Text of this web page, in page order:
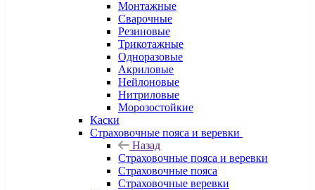
Монтажные
Сварочные
Резиновые
Трикотажные
Одноразовые
Акриловые
Нейлоновые
Нитриловые
Морозостойкие
Каски
Страховочные пояса и веревки
Назад
Страховочные пояса и веревки
Страховочные пояса
Страховочные веревки